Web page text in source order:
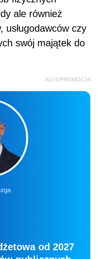
od 2027
publicznych
na żywo + nagranie
pojawia się